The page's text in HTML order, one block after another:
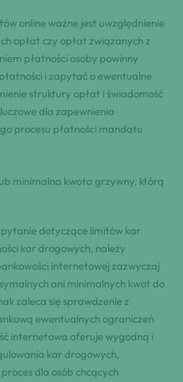
online ważne jest uwzględnienie
opłat czy opłat związanych z
płatności osoby powinny
i zapytać o ewentualne
struktury opłat i świadomość
dla zapewnienia
procesu płatności mandatu
minimalna kwota grzywny, którą
dotyczące limitów kar
kar drogowych, należy
internetowej zazwyczaj
ani minimalnych kwot do
zaleca się sprawdzenie z
ewentualnych ograniczeń
internetowa oferuje wygodną i
kar drogowych,
dla osób chcących